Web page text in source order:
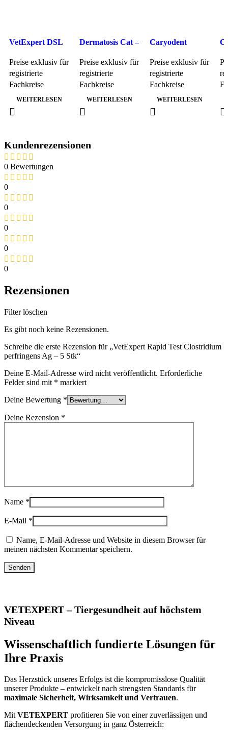
VetExpert DSL
Nanosilver Spray
100ml
Preise exklusiv für
registrierte
Fachkreise
WEITERLESEN
Dermatosis Cat –
Preise exklusiv für
registrierte
Fachkreise
WEITERLESEN
Caryodent
– FINGER
WIPES
Preise exklusiv für
registrierte
Fachkreise
WEITERLESEN
Kundenrezensionen
0 Bewertungen
0
0
0
0
0
Rezensionen
Filter löschen
Es gibt noch keine Rezensionen.
Schreibe die erste Rezension für „VetExpert Rapid Test Clostridium
perfringens Ag – 5 Stk“
Deine E-Mail-Adresse wird nicht veröffentlicht. Erforderliche
Felder sind mit * markiert
Deine Bewertung *
Deine Rezension *
Name *
E-Mail *
Name, E-Mail-Adresse und Website in diesem Browser für
meinen nächsten Kommentar speichern.
VETEXPERT – Tiergesundheit auf höchstem
Niveau
Wissenschaftlich fundierte Lösungen für
Ihre Praxis
Das Herzstück unseres Erfolgs ist die kompromisslose Qualität
unserer Produkte – entwickelt nach strengsten Standards für
maximale Sicherheit, Wirksamkeit und Vertrauen.
MitVETEXPERT profitieren Sie von einer zuverlässigen und
flächendeckenden Versorgung in ganz Österreich: